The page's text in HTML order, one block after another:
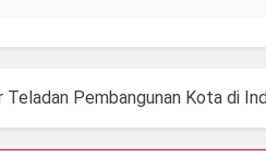
Teladan Pembangunan Kota di